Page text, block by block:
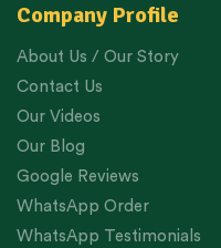
Company Profile
About Us / Our Story
Contact Us
Our Videos
Our Blog
Google Reviews
WhatsApp Order
WhatsApp Testimonials